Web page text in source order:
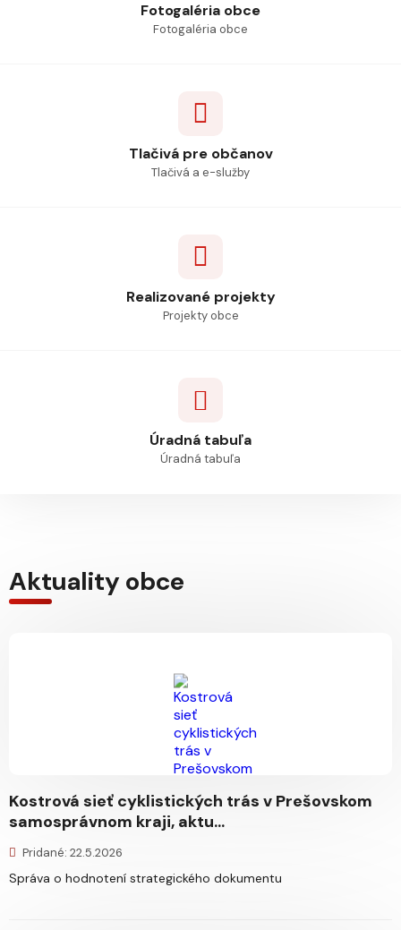
Fotogaléria obce
Fotogaléria obce
Tlačivá pre občanov
Tlačivá a e-služby
Realizované projekty
Projekty obce
Úradná tabuľa
Úradná tabuľa
Aktuality obce
Kostrová sieť cyklistických trás v Prešovskom
samosprávnom kraji, aktu...
Pridané: 22.5.2026
Správa o hodnotení strategického dokumentu